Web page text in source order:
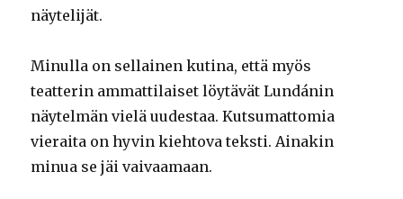
näytelijät.
Minulla on sellainen kutina, että myös
teatterin ammattilaiset löytävät Lundánin
näytelmän vielä uudestaa. Kutsumattomia
vieraita on hyvin kiehtova teksti. Ainakin
minua se jäi vaivaamaan.